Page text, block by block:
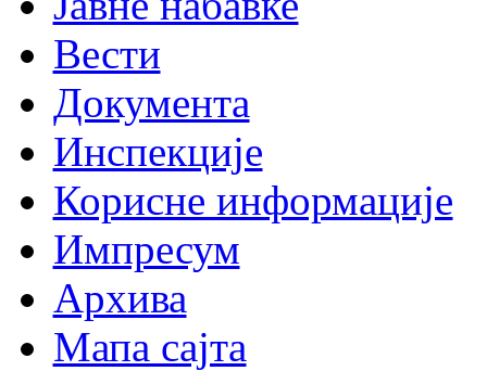
Вести
Документа
Инспекције
Корисне информације
Импресум
Архива
Мапа сајта